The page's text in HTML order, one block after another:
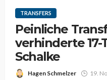
TRANSFERS
Peinliche
verhinderte 17-
Schalke
Hagen Schmelzer 19.